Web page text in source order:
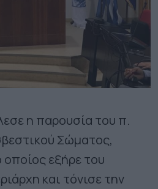
η παρουσία του π.
Σώματος,
εξήρε του
και τόνισε την